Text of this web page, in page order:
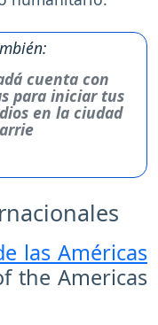
cuenta con
para iniciar tus
en la ciudad
las Américas
the Americas